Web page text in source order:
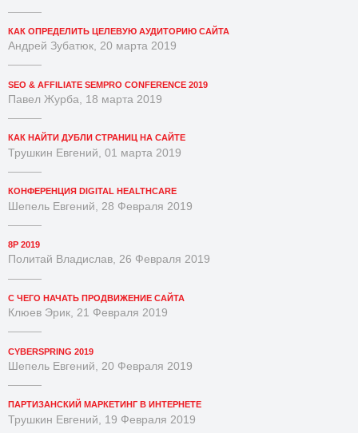
КАК ОПРЕДЕЛИТЬ ЦЕЛЕВУЮ АУДИТОРИЮ САЙТА
Андрей Зубатюк, 20 марта 2019
SEO & AFFILIATE SEMPRO CONFERENCE 2019
Павел Журба, 18 марта 2019
КАК НАЙТИ ДУБЛИ СТРАНИЦ НА САЙТЕ
Трушкин Евгений, 01 марта 2019
КОНФЕРЕНЦИЯ DIGITAL HEALTHCARE
Шепель Евгений, 28 Февраля 2019
8P 2019
Политай Владислав, 26 Февраля 2019
С ЧЕГО НАЧАТЬ ПРОДВИЖЕНИЕ САЙТА
Клюев Эрик, 21 Февраля 2019
CYBERSPRING 2019
Шепель Евгений, 20 Февраля 2019
ПАРТИЗАНСКИЙ МАРКЕТИНГ В ИНТЕРНЕТЕ
Трушкин Евгений, 19 Февраля 2019